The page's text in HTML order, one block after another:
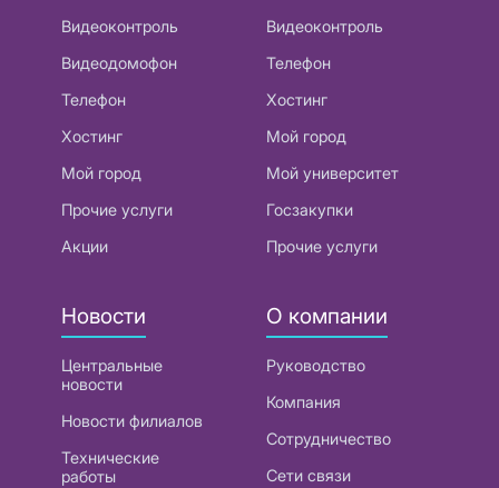
Видеоконтроль
Видеодомофон
Телефон
Хостинг
Мой город
Прочие услуги
Акции
Видеоконтроль
Телефон
Хостинг
Мой город
Мой университет
Госзакупки
Прочие услуги
Новости
Центральные
новости
Новости филиалов
Технические
работы
О компании
Руководство
Компания
Сотрудничество
Сети связи